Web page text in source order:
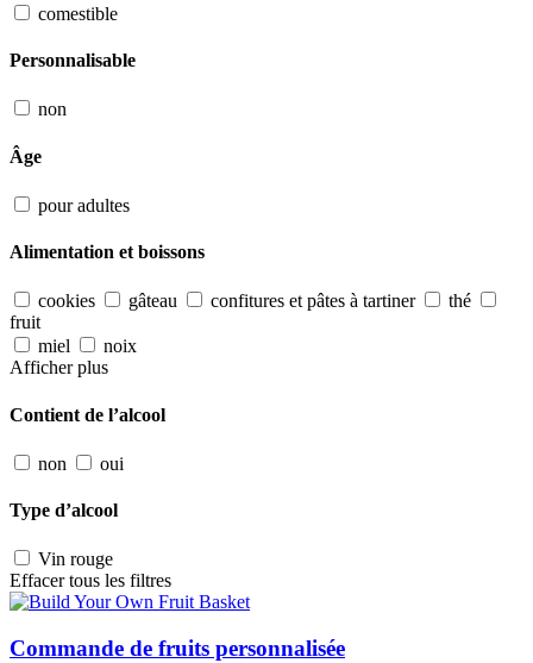
comestible
Personnalisable
non
Âge
pour adultes
Alimentation et boissons
cookies gâteau confitures et pâtes à tartiner
thé
fruit
miel
noix
Afficher plus
Contient de l’alcool
non oui
Type d’alcool
Vin rouge
Effacer tous les filtres
Commande de fruits personnalisée